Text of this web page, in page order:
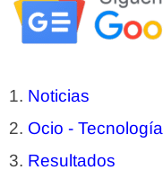
Noticias
Ocio - Tecnología
Resultados